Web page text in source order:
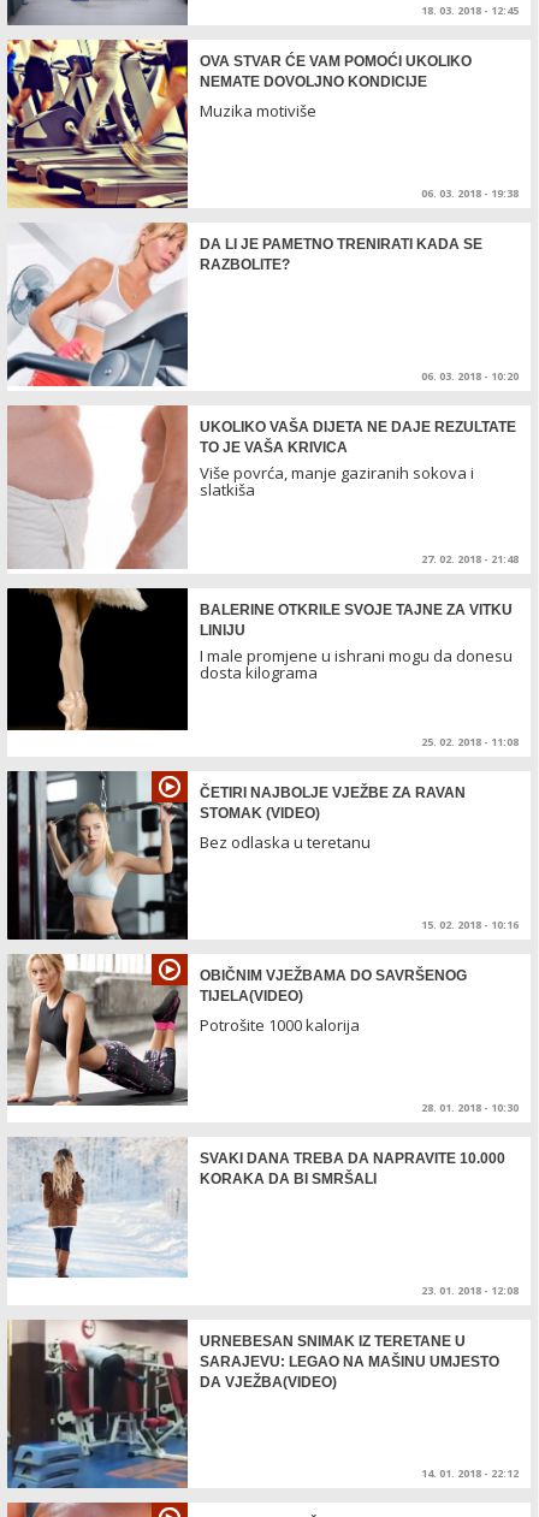
18. 03. 2018 - 12:45
OVA STVAR ĆE VAM POMOĆI UKOLIKO
NEMATE DOVOLJNO KONDICIJE
Muzika motiviše
06. 03. 2018 - 19:38
DA LI JE PAMETNO TRENIRATI KADA SE
RAZBOLITE?
06. 03. 2018 - 10:20
UKOLIKO VAŠA DIJETA NE DAJE REZULTATE
TO JE VAŠA KRIVICA
Više povrća, manje gaziranih sokova i
slatkiša
27. 02. 2018 - 21:48
BALERINE OTKRILE SVOJE TAJNE ZA VITKU
LINIJU
I male promjene u ishrani mogu da donesu
dosta kilograma
25. 02. 2018 - 11:08
ČETIRI NAJBOLJE VJEŽBE ZA RAVAN
STOMAK (VIDEO)
Bez odlaska u teretanu
15. 02. 2018 - 10:16
OBIČNIM VJEŽBAMA DO SAVRŠENOG
TIJELA(VIDEO)
Potrošite 1000 kalorija
28. 01. 2018 - 10:30
SVAKI DANA TREBA DA NAPRAVITE 10.000
KORAKA DA BI SMRŠALI
23. 01. 2018 - 12:08
URNEBESAN SNIMAK IZ TERETANE U
SARAJEVU: LEGAO NA MAŠINU UMJESTO
DA VJEŽBA(VIDEO)
14. 01. 2018 - 22:12